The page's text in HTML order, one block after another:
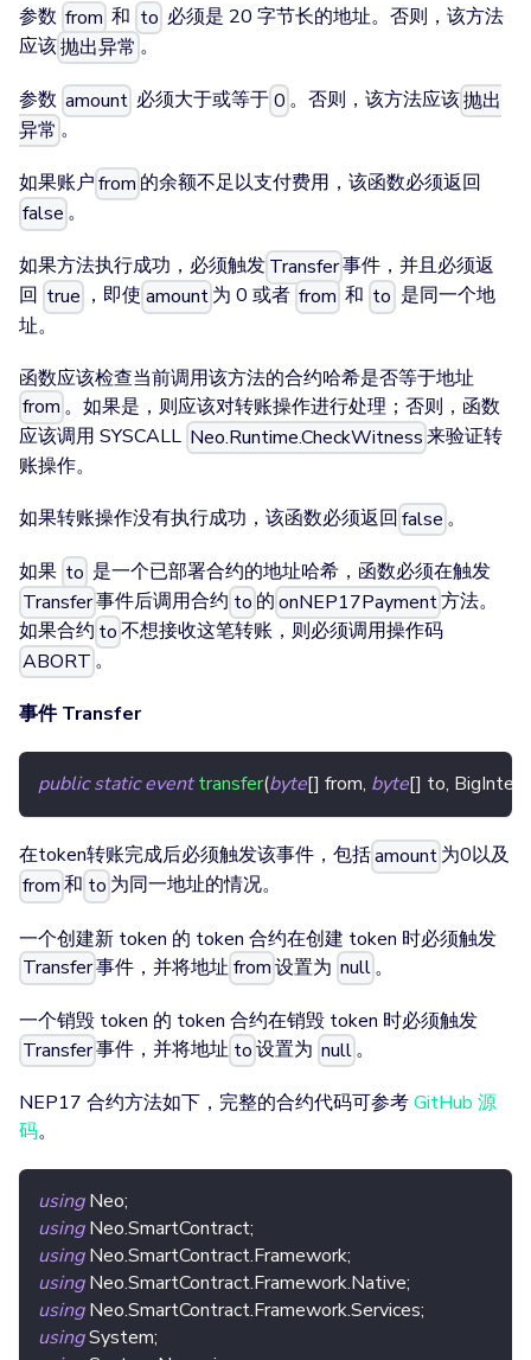
参数 from 和 to 必须是 20 字节长的地址。否则，该方法
应该抛出异常 。
参数 amount 必须大于或等于0 。否则，该方法应该抛出
异常 。
如果账户from 的余额不足以支付费用，该函数必须返回
false 。
如果方法执行成功，必须触发Transfer事件，并且必须返
回 true ，即使 amount 为 0 或者 from 和 to 是同一个地
址。
函数应该检查当前调用该方法的合约哈希是否等于地址
from 。如果是，则应该对转账操作进行处理；否则，函数
应该调用 SYSCALL Neo.Runtime.CheckWitness来验证转
账操作。
如果转账操作没有执行成功，该函数必须返回false 。
如果 to 是一个已部署合约的地址哈希，函数必须在触发
Transfer事件后调用合约 to 的onNEP17Payment方法。
如果合约 to不想接收这笔转账，则必须调用操作码
ABORT 。
事件 Transfer
public static event transfer(byte[] from, byte[] to,
在token转账完成后必须触发该事件，包括amount为0以及
from和 to 为同一地址的情况。
一个创建新 token 的 token 合约在创建 token 时必须触发
Transfer事件，并将地址from设置为 null。
一个销毁 token 的 token 合约在销毁 token 时必须触发
Transfer事件，并将地址 to设置为 null。
NEP17 合约方法如下，完整的合约代码可参考GitHub 源
码。
using Neo;
using Neo.SmartContract;
using Neo.SmartContract.Framework;
using Neo.SmartContract.Framework.Native;
using Neo.SmartContract.Framework.Services;
usingSystem;